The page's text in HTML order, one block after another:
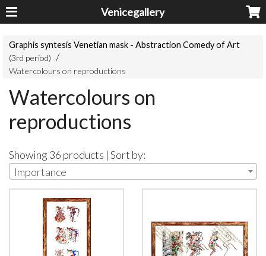
Venicegallery
Graphis syntesis Venetian mask - Abstraction Comedy of Art
(3rd period)
Watercolours on reproductions
Watercolours on
reproductions
Showing 36 products | Sort by:
Importance